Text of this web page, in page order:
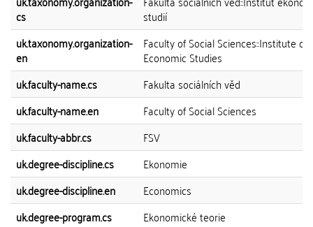
cs
studií
uk.taxonomy.organization-
en
Faculty of Social Sciences::Institute of
Economic Studies
uk.faculty-name.cs
Fakulta sociálních věd
uk.faculty-name.en
Faculty of Social Sciences
uk.faculty-abbr.cs
FSV
uk.degree-discipline.cs
Ekonomie
uk.degree-discipline.en
Economics
uk.degree-program.cs
Ekonomické teorie